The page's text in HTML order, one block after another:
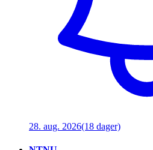
28. aug. 2026(18 dager)